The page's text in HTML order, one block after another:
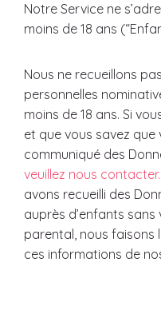
Notre Service ne
moins de 18 ans
Nous ne recueillons
personnelles
moins de 18 ans. Si
et que vous savez
communiqué des
veuillez nous contacter.
avons recueilli des
auprès d’enfants sans
parental, nous faisons
ces informations de